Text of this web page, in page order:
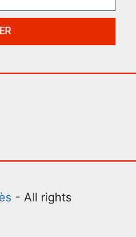
- All rights